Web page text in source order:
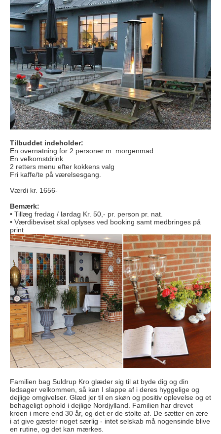
Tilbuddet indeholder:
En overnatning for 2 personer m. morgenmad
En velkomstdrink
2 retters menu efter kokkens valg
Fri kaffe/te på værelsesgang.
Værdi kr. 1656-
Bemærk:
• Tillæg fredag / lørdag Kr. 50,- pr. person pr. nat.
• Værdibeviset skal oplyses ved booking samt medbringes på
print
Familien bag Suldrup Kro glæder sig til at byde dig og din
ledsager velkommen, så kan I slappe af i deres hyggelige og
dejlige omgivelser. Glæd jer til en skøn og positiv oplevelse og et
behageligt ophold i dejlige Nordjylland. Familien har drevet
kroen i mere end 30 år, og det er de stolte af. De sætter en ære
i at give gæster noget særlig - intet selskab må nogensinde blive
en rutine, og det kan mærkes.